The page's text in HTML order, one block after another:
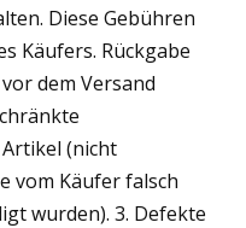
Diese Gebühren
Käufers. Rückgabe
dem Versand
(nicht
vom Käufer falsch
wurden). 3. Defekte